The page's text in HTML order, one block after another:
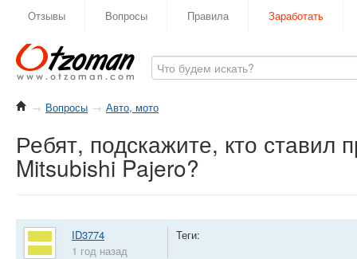
Отзывы Вопросы Правила Заработать
→ Вопросы → Авто, мото
Ребят, подскажите, кто ставил
Mitsubishi Pajero?
ID3774
1 год назад
Теги: